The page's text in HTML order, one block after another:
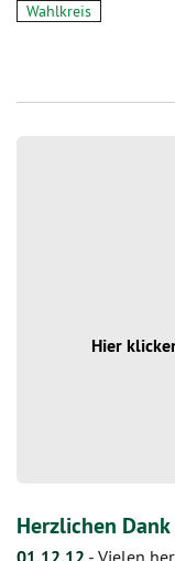
Wahlkreis
Herzlichen
- Vielen
Hier